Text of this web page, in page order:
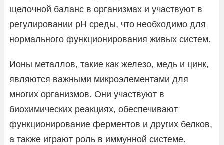
щелочной баланс в организмах и участвуют в
регулировании рН среды, что необходимо для
нормального функционирования живых систем.
Ионы металлов, такие как железо, медь и цинк,
являются важными микроэлементами для
многих организмов. Они участвуют в
биохимических реакциях, обеспечивают
функционирование ферментов и других белков,
а также играют роль в иммунной системе.